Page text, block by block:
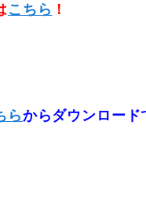
こちら ！
らからダウンロード